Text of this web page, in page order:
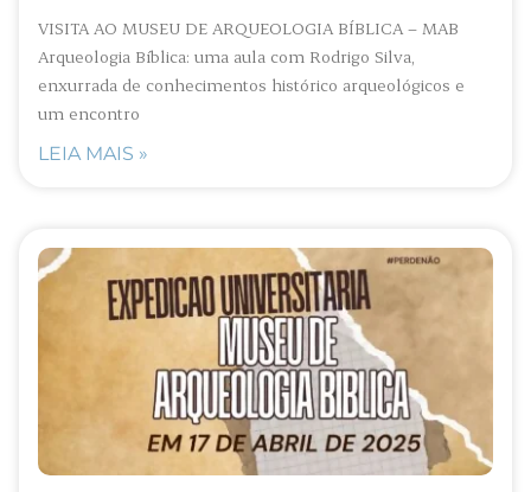
VISITA AO MUSEU DE ARQUEOLOGIA BÍBLICA – MAB
Arqueologia Bíblica: uma aula com Rodrigo Silva,
enxurrada de conhecimentos histórico arqueológicos e
um encontro
LEIA MAIS »